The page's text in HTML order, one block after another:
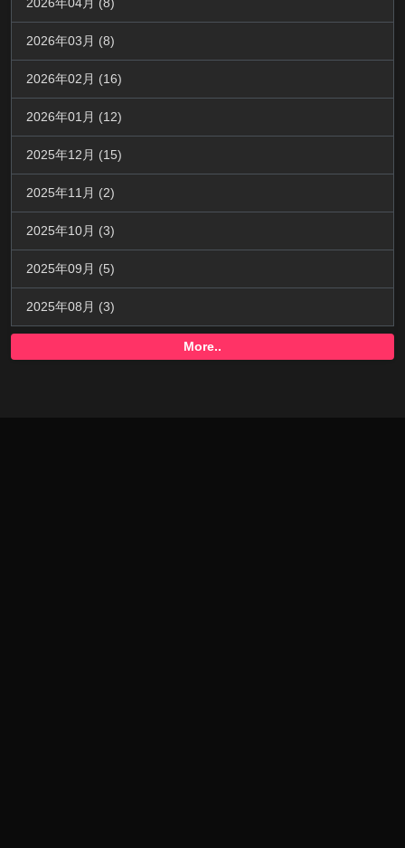
2026年04月 (8)
2026年03月 (8)
2026年02月 (16)
2026年01月 (12)
2025年12月 (15)
2025年11月 (2)
2025年10月 (3)
2025年09月 (5)
2025年08月 (3)
More..